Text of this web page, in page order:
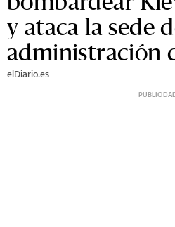
y ataca la sede
administración
elDiario.es